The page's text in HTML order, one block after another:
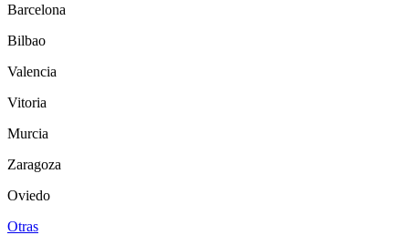
Barcelona
Bilbao
Valencia
Vitoria
Murcia
Zaragoza
Oviedo
Otras